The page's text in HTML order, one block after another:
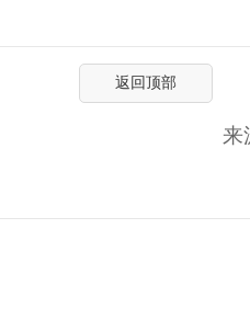
返回顶部
来